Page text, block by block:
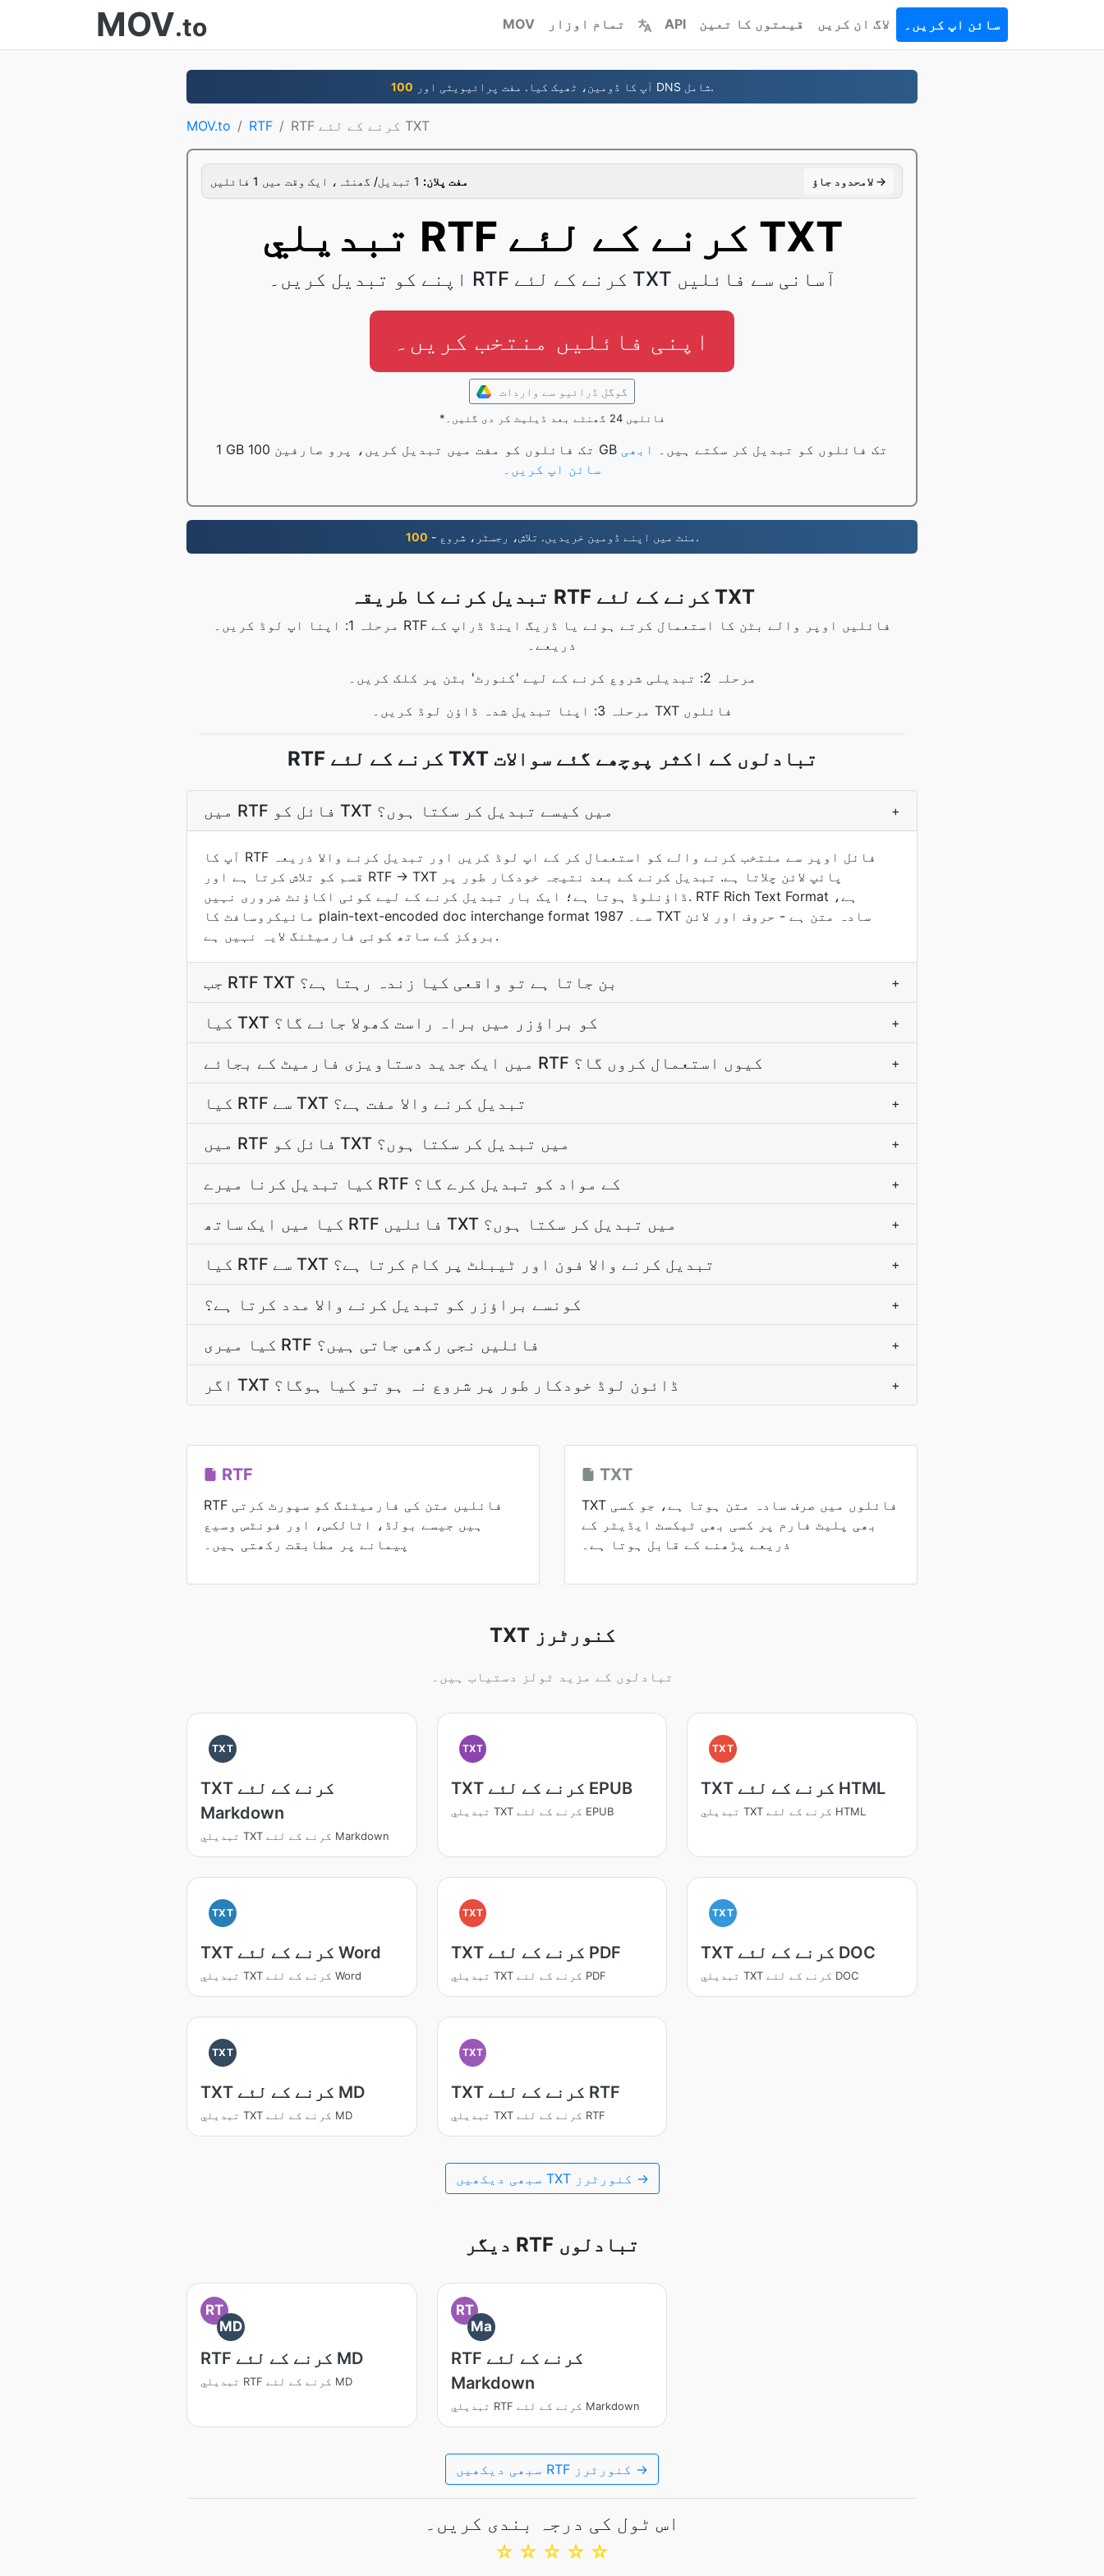
MOV.to MOV تمام اوزار API قیمتوں کا تعین لاگ ان کریں سائن اپ کریں۔
100 آپ کا ڈومین، ٹھیک کیا. مفت پرائیویٹی اور DNS شامل.
MOV.to RTF RTF کرنے کے لئے TXT
مفت پلان: لامحدود جاؤ →
تبديلي RTF کرنے کے لئے TXT
اپنے کو تبدیل کریں۔ RTF کرنے کے لئے TXT آسانی سے فائلیں
اپنی فائلیں منتخب کریں۔
گوگل ڈرائیو سے واردات
*فائلیں 24 گھنٹے بعد ڈیلیٹ کر دی گئیں۔
1 GB تک فائلوں کو مفت میں تبدیل کریں، پرو صارفین 100 GB تک فائلوں کو تبدیل کر سکتے ہیں۔ ابھی
سائن اپ کریں۔
100 - منٹ میں اپنے ڈومین خریدیں. تلاش، رجسٹر، شروع.
تبدیل کرنے کا طریقہ RTF کرنے کے لئے TXT
مرحلہ 1: اپنا اپ لوڈ کریں۔ RTF فائلیں اوپر والے بٹن کا استعمال کرتے ہوئے یا ڈریگ اینڈ ڈراپ کے
ذریعے۔
مرحلہ 2: تبدیلی شروع کرنے کے لیے 'کنورٹ' بٹن پر کلک کریں۔
مرحلہ 3: اپنا تبدیل شدہ ڈاؤن لوڈ کریں۔ TXT فائلوں
RTF کرنے کے لئے TXT تبادلوں کے اکثر پوچھے گئے سوالات
میں RTF فائل کو TXT میں کیسے تبدیل کر سکتا ہوں؟ +
آپ کا RTF فائل اوپر سے منتخب کرنے والے کو استعمال کر کے اپ لوڈ کریں اور تبدیل کرنے والا ذريعہ
قسم کو تلاش کرتا ہے اور RTF → TXT پائپ لائن چلاتا ہے. تبدیل کرنے کے بعد نتيجہ خودکار طور پر
ڈاؤنلوڈ ہوتا ہے؛ ایک بار تبدیل کرنے کے لیے کوئی اکاؤنٹ ضروری نہیں. RTF Rich Text Format ہے،
مائیکروسافٹ کا plain-text-encoded doc interchange format 1987 سے۔ TXT سادہ متن ہے - حروف اور لائن
بروکز کے ساتھ کوئی فارمیٹنگ لایہ نہیں ہے.
جب RTF TXT بن جاتا ہے تو واقعی کیا زندہ رہتا ہے؟ +
کیا TXT کو براؤزر میں براہ راست کھولا جائے گا؟ +
میں ایک جدید دستاویزی فارمیٹ کے بجائے RTF کیوں استعمال کروں گا؟ +
کیا RTF سے TXT تبدیل کرنے والا مفت ہے؟ +
میں RTF فائل کو TXT میں تبدیل کر سکتا ہوں؟ +
کیا تبدیل کرنا میرے RTF کے مواد کو تبدیل کرے گا؟ +
کیا میں ایک ساتھ RTF فائلیں TXT میں تبدیل کر سکتا ہوں؟ +
کیا RTF سے TXT تبدیل کرنے والا فون اور ٹیبلٹ پر کام کرتا ہے؟ +
کونسے براؤزر کو تبدیل کرنے والا مدد کرتا ہے؟ +
کیا میری RTF فائلیں نجی رکھی جاتی ہیں؟ +
اگر TXT ڈائون لوڈ خودکار طور پر شروع نہ ہو تو کیا ہوگا؟ +
RTF
RTF فائلیں متن کی فارمیٹنگ کو سپورٹ کرتی
ہیں جیسے بولڈ، اٹالکس، اور فونٹس وسیع
پیمانے پر مطابقت رکھتی ہیں۔
TXT
TXT فائلوں میں صرف سادہ متن ہوتا ہے، جو کسی
بھی پلیٹ فارم پر کسی بھی ٹیکسٹ ایڈیٹر کے
ذریعے پڑھنے کے قابل ہوتا ہے۔
TXT کنورٹرز
تبادلوں کے مزید ٹولز دستیاب ہیں۔
TXT
TXT کرنے کے لئے
Markdown
تبديلي TXT کرنے کے لئے Markdown
TXT
TXT کرنے کے لئے EPUB
تبديلي TXT کرنے کے لئے EPUB
TXT
TXT کرنے کے لئے HTML
تبديلي TXT کرنے کے لئے HTML
TXT
TXT کرنے کے لئے Word
تبديلي TXT کرنے کے لئے Word
TXT
TXT کرنے کے لئے PDF
تبديلي TXT کرنے کے لئے PDF
TXT
TXT کرنے کے لئے DOC
تبديلي TXT کرنے کے لئے DOC
TXT
TXT کرنے کے لئے MD
تبديلي TXT کرنے کے لئے MD
TXT
TXT کرنے کے لئے RTF
تبديلي TXT کرنے کے لئے RTF
سبھی دیکھیں TXT کنورٹرز →
دیگر RTF تبادلوں
RT
MD
RTF کرنے کے لئے MD
تبديلي RTF کرنے کے لئے MD
RT
Ma
RTF کرنے کے لئے
Markdown
تبديلي RTF کرنے کے لئے Markdown
سبھی دیکھیں RTF کنورٹرز →
اس ٹول کی درجہ بندی کریں۔
☆
☆
☆
☆
☆